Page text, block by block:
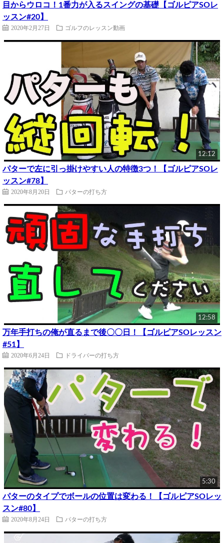
目からウロコ！1番力が入るスイングの基礎【ゴルピアSOレ
ッスン#20】
2020年2月27日 ゴルフのレッスン動画
12:12
パターで左に引っ掛けやすい人の特徴3つ！【ゴルピアSOレ
ッスン#78】
2020年8月20日 パターの打ち方
12:58
万年手打ちの俺が直るまで後〇〇日！【ゴルピアSOレッスン
#51】
2020年6月24日 ドライバーの打ち方
5:30
パターのタイプでボールの位置は変わる！【ゴルピアSOレッ
スン#80】
2020年8月24日 パターの打ち方